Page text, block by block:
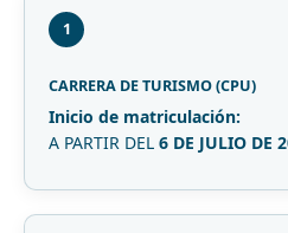
1
CARRERA DE TURISMO (CPU)
Inicio de matriculación:
A PARTIR DEL 6 DE JULIO DE